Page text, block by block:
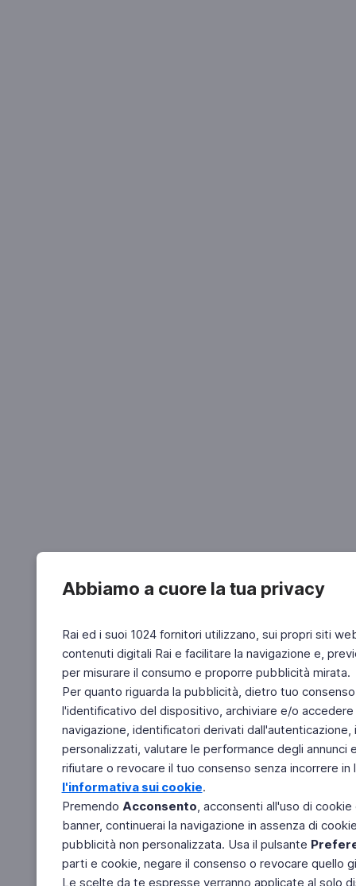
Abbiamo a cuore la tua privacy
Rai ed i suoi 1024 fornitori utilizzano, sui propri siti
contenuti digitali Rai e facilitare la navigazione e,
per misurare il consumo e proporre pubblicità mirata.
Per quanto riguarda la pubblicità, dietro tuo
l'identificativo del dispositivo, archiviare e/o
navigazione, identificatori derivati
personalizzati, valutare le performance degli
rifiutare o revocare il tuo consenso senza incorrere
l'informativa sui cookie.
Premendo Acconsento, acconsenti all'uso di
banner, continuerai la navigazione in assenza di
pubblicità non personalizzata. Usa il pulsante
parti e cookie, negare il consenso o revocare quello
Le scelte da te espresse verranno applicate al solo